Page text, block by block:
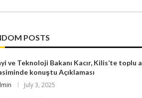
POSTS
ve Teknoloji Bakanı Kacır, Kilis’te toplu
konuştu Açıklaması
July 3, 2025